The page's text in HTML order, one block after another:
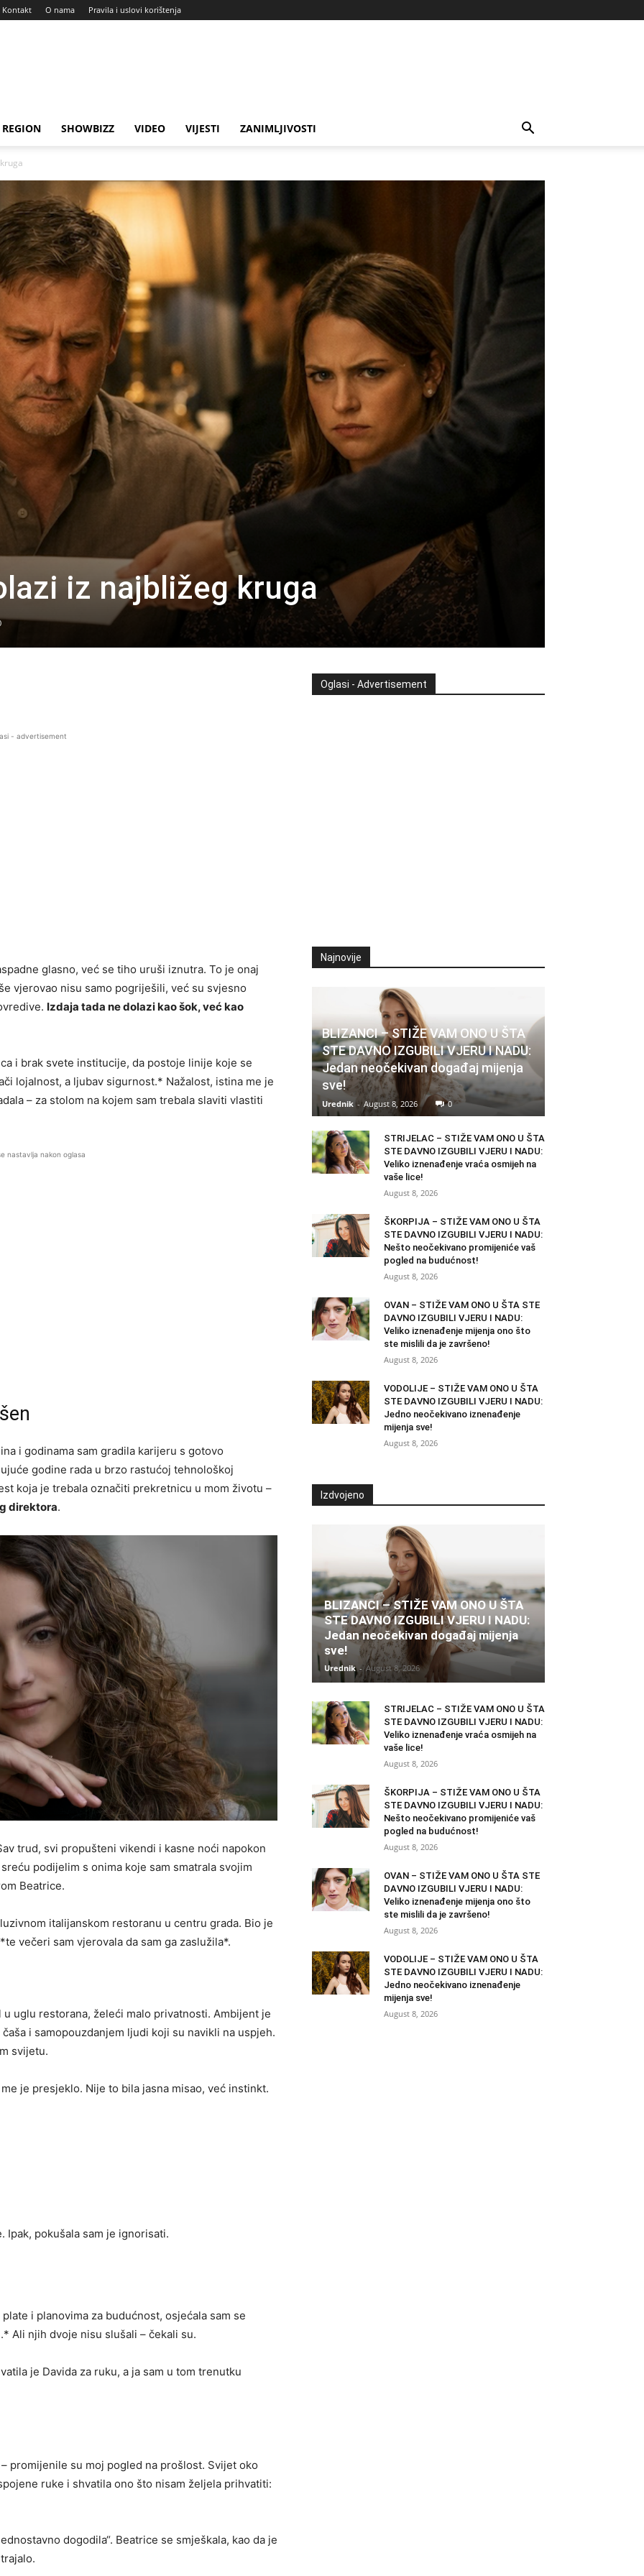
Kontakt O nama Pravila i uslovi korištenja
REGION SHOWBIZZ VIDEO VIJESTI ZANIMLJIVOSTI
iz najbližeg kruga
- advertisement
glasno, već se tiho uruši iznutra. To je onaj
vjerovao nisu samo pogriješili, već su svjesno
Izdaja tada ne dolazi kao šok, već kao
i brak svete institucije, da postoje linije koje se
lojalnost, a ljubav sigurnost.* Nažalost, istina me je
– za stolom na kojem sam trebala slaviti vlastiti
nastavlja nakon oglasa
i godinama sam gradila karijeru s gotovo
godine rada u brzo rastućoj tehnološkoj
koja je trebala označiti prekretnicu u mom životu –
direktora.
trud, svi propušteni vikendi i kasne noći napokon
podijelim s onima koje sam smatrala svojim
Beatrice.
italijanskom restoranu u centru grada. Bio je
večeri sam vjerovala da sam ga zaslužila*.
uglu restorana, želeći malo privatnosti. Ambijent je
i samopouzdanjem ljudi koji su navikli na uspjeh.
svijetu.
je presjeklo. Nije to bila jasna misao, već instinkt.
Ipak, pokušala sam je ignorisati.
i planovima za budućnost, osjećala sam se
Ali njih dvoje nisu slušali – čekali su.
je Davida za ruku, a ja sam u tom trenutku
promijenile su moj pogled na prošlost. Svijet oko
ruke i shvatila ono što nisam željela prihvatiti:
dogodila“. Beatrice se smješkala, kao da je
Oglasi - Advertisement
Najnovije
BLIZANCI – STIŽE VAM ONO U ŠTA
STE DAVNO IZGUBILI VJERU I NADU:
Jedan neočekivan događaj mijenja
sve!
Urednik - August 8, 2026 0
STRIJELAC – STIŽE VAM ONO U ŠTA
STE DAVNO IZGUBILI VJERU I NADU:
Veliko iznenađenje vraća osmijeh na
vaše lice!
August 8, 2026
ŠKORPIJA – STIŽE VAM ONO U ŠTA
STE DAVNO IZGUBILI VJERU I NADU:
Nešto neočekivano promijeniće vaš
pogled na budućnost!
August 8, 2026
OVAN – STIŽE VAM ONO U ŠTA STE
DAVNO IZGUBILI VJERU I NADU:
Veliko iznenađenje mijenja ono što
ste mislili da je završeno!
August 8, 2026
VODOLIJE – STIŽE VAM ONO U ŠTA
STE DAVNO IZGUBILI VJERU I NADU:
Jedno neočekivano iznenađenje
mijenja sve!
August 8, 2026
Izdvojeno
BLIZANCI – STIŽE VAM ONO U ŠTA
STE DAVNO IZGUBILI VJERU I NADU:
Jedan neočekivan događaj mijenja
sve!
Urednik - August 8, 2026
STRIJELAC – STIŽE VAM ONO U ŠTA
STE DAVNO IZGUBILI VJERU I NADU:
Veliko iznenađenje vraća osmijeh na
vaše lice!
August 8, 2026
ŠKORPIJA – STIŽE VAM ONO U ŠTA
STE DAVNO IZGUBILI VJERU I NADU:
Nešto neočekivano promijeniće vaš
pogled na budućnost!
August 8, 2026
OVAN – STIŽE VAM ONO U ŠTA STE
DAVNO IZGUBILI VJERU I NADU:
Veliko iznenađenje mijenja ono što
ste mislili da je završeno!
August 8, 2026
VODOLIJE – STIŽE VAM ONO U ŠTA
STE DAVNO IZGUBILI VJERU I NADU:
Jedno neočekivano iznenađenje
mijenja sve!
August 8, 2026